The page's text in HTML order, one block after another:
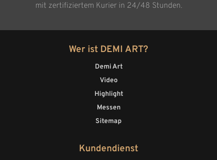
mit zertifiziertem Kurier in 24/48 Stunden.
Wer ist DEMI ART?
Demi Art
Video
Highlight
Messen
Sitemap
Kundendienst